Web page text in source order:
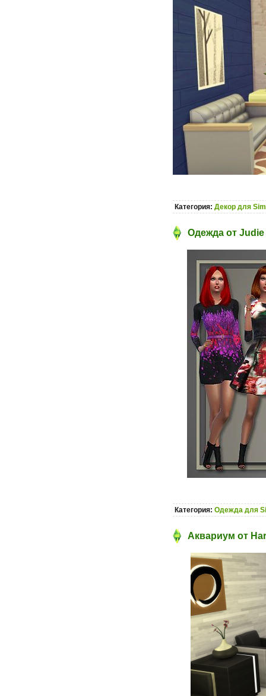
Категория: Декор для
Одежда от
Категория: Одежда для
Аквариум от